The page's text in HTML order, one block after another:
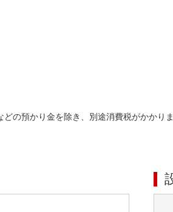
の預かり金を除き、別途消費税がかかりま